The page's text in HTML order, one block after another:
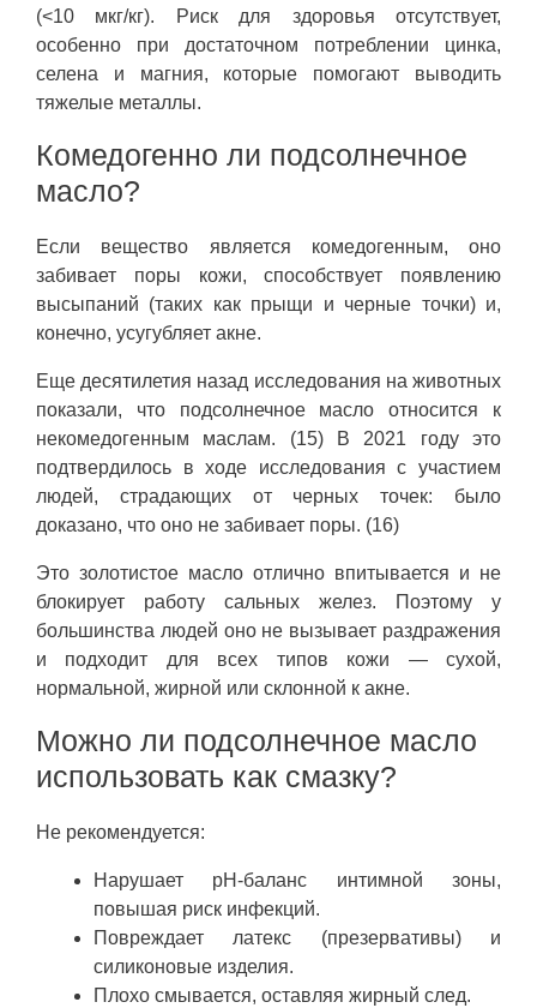
(<10 мкг/кг). Риск для здоровья отсутствует,
особенно при достаточном потреблении цинка,
селена и магния, которые помогают выводить
тяжелые металлы.
Комедогенно ли подсолнечное
масло?
Если вещество является комедогенным, оно
забивает поры кожи, способствует появлению
высыпаний (таких как прыщи и черные точки) и,
конечно, усугубляет акне.
Еще десятилетия назад исследования на животных
показали, что подсолнечное масло относится к
некомедогенным маслам. (15) В 2021 году это
подтвердилось в ходе исследования с участием
людей, страдающих от черных точек: было
доказано, что оно не забивает поры. (16)
Это золотистое масло отлично впитывается и не
блокирует работу сальных желез. Поэтому у
большинства людей оно не вызывает раздражения
и подходит для всех типов кожи — сухой,
нормальной, жирной или склонной к акне.
Можно ли подсолнечное масло
использовать как смазку?
Не рекомендуется:
Нарушает pH-баланс интимной зоны,
повышая риск инфекций.
Повреждает латекс (презервативы) и
силиконовые изделия.
Плохо смывается, оставляя жирный след.